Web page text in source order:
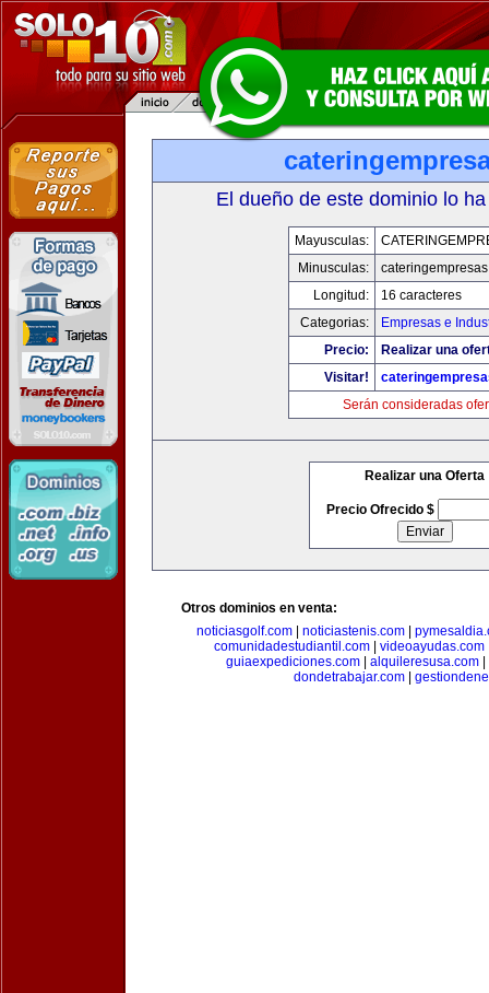
El dueño de este dominio lo
Mayusculas:
Minusculas:
Longitud:
16 caracteres
Categorias:
Empresas e
Precio:
Realizar una
Visitar!
Serán consideradas
Realizar una Oferta
Precio Ofrecido $
Otros dominios en venta:
noticiasgolf.com| noticiastenis.com|
comunidadestudiantil.com| videoayudas.com
guiaexpediciones.com| alquileresusa.com|
dondetrabajar.com|